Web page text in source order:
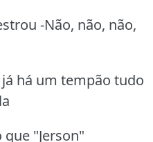
-Não, não, não,
há um tempão tudo
que "Jerson"